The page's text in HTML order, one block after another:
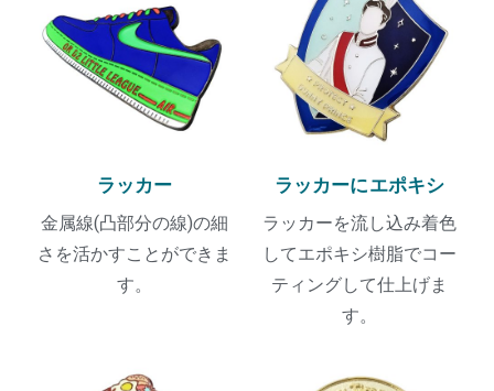
ラッカー
金属線(凸部分の線)の細
さを活かすことができま
す。
ラッカーにエポキシ
ラッカーを流し込み着色
してエポキシ樹脂でコー
ティングして仕上げま
す。